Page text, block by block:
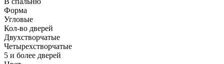
Форма
Угловые
Кол-во дверей
Двухстворчатые
Четырехстворчатые
5 и более дверей